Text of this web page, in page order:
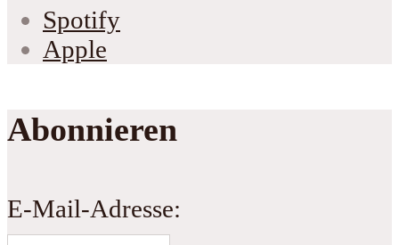
Spotify
Apple
Abonnieren
E-Mail-Adresse: